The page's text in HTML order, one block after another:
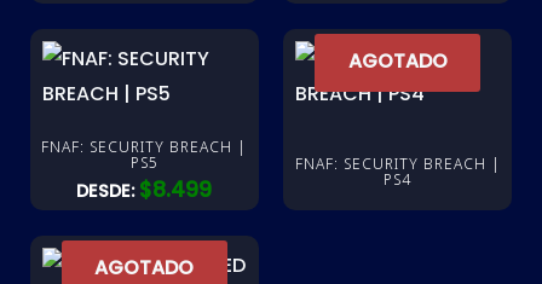
FNAF: SECURITY BREACH |
PS5
DESDE: $8.499
AGOTADO
FNAF: SECURITY BREACH |
PS4
AGOTADO